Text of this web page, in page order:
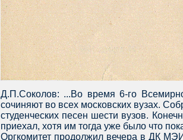
Д.П.Соколов: ...Во время 6-го
сочиняют во всех московских вузах.
студенческих песен шести вузов.
приехал, хотя им тогда уже было что
Оргкомитет продолжил вечера в ДК